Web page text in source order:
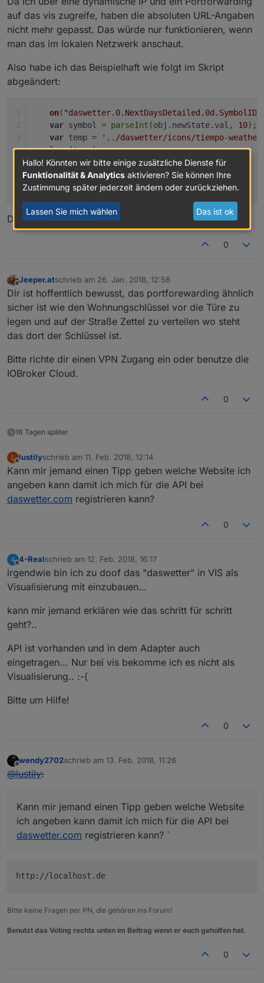
auf das vis zugreife, haben die absoluten URL-Angaben
nicht mehr gepasst. Das würde nur funktionieren, wenn
man das im lokalen Netzwerk anschaut.
Also habe ich das Beispielhaft wie folgt im Skript
abgeändert:
on( "daswetter.0.NextDaysDetailed.0d.SymbolID"
var symbol = parseInt (obj. newState. val , 10);
var temp =
'../daswetter/icons/tiempo-
    log (temp);
setState( 'WeatherSymbol0', temp );
    });
Damit scheint es zu funktionieren
0
Offline
Jeeper.atschrieb am 26. Jan. 2018, 12:56
zuletzt editiert von
Dir ist hoffentlich bewusst, das portforewarding ähnlich
sicher ist wie den Wohnungschlüssel vor die Türe zu
legen und auf der Straße Zettel zu verteilen wo steht
das dort der Schlüssel ist.
Bitte richte dir einen VPN Zugang ein oder benutze die
IOBroker Cloud.
0
16 Tagen später
L
Offline
lustilyschrieb am 11. Feb. 2018, 12:14
zuletzt editiert von
Kann mir jemand einen Tipp geben welche Website ich
angeben kann damit ich mich für die API bei
daswetter.com registrieren kann?
0
4
Offline
4-Realschrieb am 12. Feb. 2018, 16:17
zuletzt editiert von
irgendwie bin ich zu doof das "daswetter" in VIS als
Visualisierung mit einzubauen…
kann mir jemand erklären wie das schritt für schritt
geht?..
API ist vorhanden und in dem Adapter auch
eingetragen... Nur bei vis bekomme ich es nicht als
Visualisierung.. :-(
Bitte um Hilfe!
0
Offline
wendy2702schrieb am 13. Feb. 2018, 11:26
zuletzt editiert von
@lustily:
Kann mir jemand einen Tipp geben welche Website
ich angeben kann damit ich mich für die API bei
daswetter.com registrieren kann? `
http://localhost.de
Bitte keine Fragen per PN, die gehören ins Forum!
Benutzt das Voting rechts unten im Beitrag wenn er euch geholfen hat.
0
Hallo! Könnten wir bitte einige zusätzliche Dienste für
Funktionalität & Analytics aktivieren? Sie können Ihre
Zustimmung später jederzeit ändern oder zurückziehen.
Lassen Sie mich wählen Das ist ok